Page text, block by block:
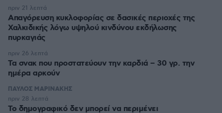
Απαγόρευση κυκλοφορίας σε δασικές περιοχές της
Χαλκιδικής λόγω υψηλού κινδύνου εκδήλωσης
πυρκαγιάς
πριν 21 λεπτά
Τα σνακ που προστατεύουν την καρδιά – 30 γρ. την
ημέρα αρκούν
πριν 26 λεπτά
ΠΑΥΛΟΣ ΜΑΡΙΝΑΚΗΣ
Το δημογραφικό δεν μπορεί να περιμένει
πριν 28 λεπτά